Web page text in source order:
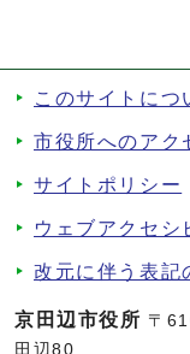
このサイトにつ
市役所へのアク
サイトポリシー
ウェブアクセシ
改元に伴う表記
京田辺市役所 〒
田辺80